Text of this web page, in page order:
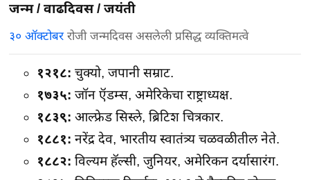
जन्म / वाढदिवस / जयंती
३० ऑक्टोबररोजी जन्मदिवस असलेली प्रसिद्ध व्यक्तिमत्वे
१२१८: चुक्यो, जपानी सम्राट.
१७३५: जॉन ऍडम्स, अमेरिकेचा राष्ट्राध्यक्ष.
१८३९: आल्फ्रेड सिस्ले, ब्रिटिश चित्रकार.
१८८१: नरेंद्र देव, भारतीय स्वातंत्र्य चळवळीतील नेते.
१८८२: विल्यम हॅल्सी, जुनियर, अमेरिकन दर्यासारंग.